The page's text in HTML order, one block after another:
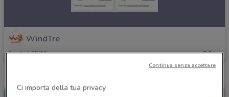
WindTre
Scade il 25/09 2.6 km
Ci importa della tua privacy
Continua senza accettare